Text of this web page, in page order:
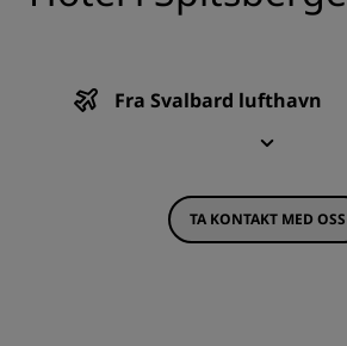
Fra Svalbard lufthavn
TA KONTAKT MED OSS